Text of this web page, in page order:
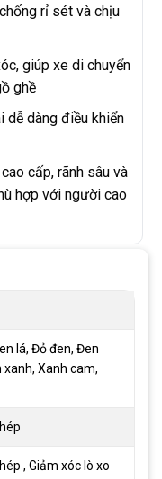
rỉ sét và chịu
giúp xe di chuyển
ghề
dễ dàng điều khiển
cấp, rãnh sâu và
hợp với người cao
lá, Đỏ đen, Đen
xanh, Xanh cam,
, Giảm xóc lò xo